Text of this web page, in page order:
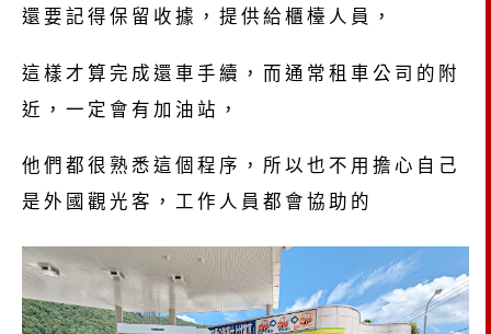
還要記得保留收據，提供給櫃檯人員，
這樣才算完成還車手續，而通常租車公司的附
近，一定會有加油站，
他們都很熟悉這個程序，所以也不用擔心自己
是外國觀光客，工作人員都會協助的